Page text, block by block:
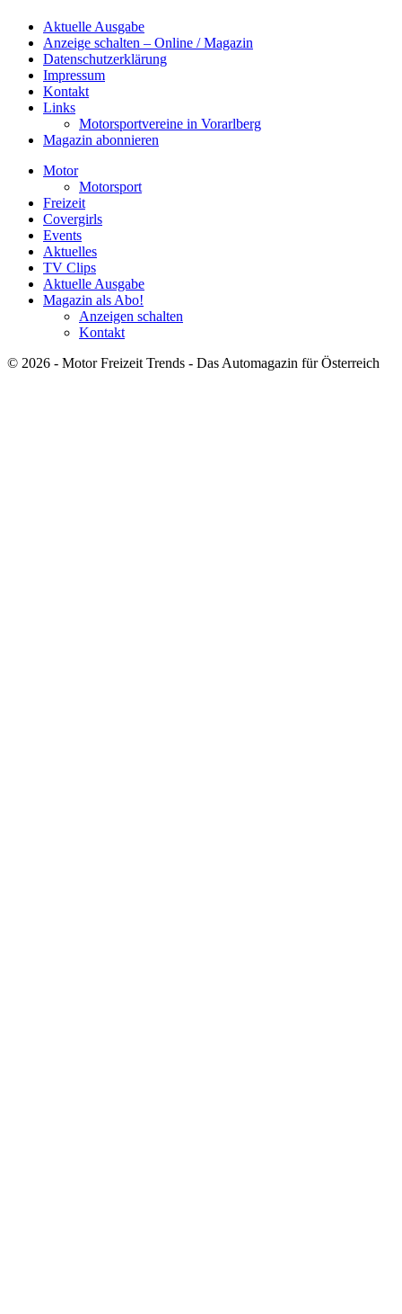
Aktuelle Ausgabe
Anzeige schalten – Online / Magazin
Datenschutzerklärung
Impressum
Kontakt
Links
Motorsportvereine in Vorarlberg
Magazin abonnieren
Motor
Motorsport
Freizeit
Covergirls
Events
Aktuelles
TV Clips
Aktuelle Ausgabe
Magazin als Abo!
Anzeigen schalten
Kontakt
© 2026 - Motor Freizeit Trends - Das Automagazin für Österreich